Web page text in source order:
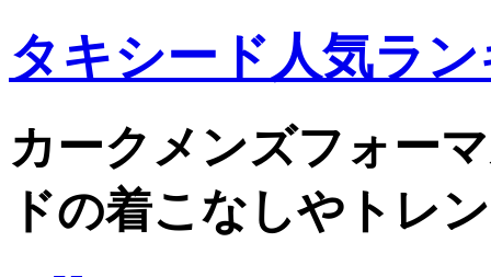
タキシード人気ラ
カークメンズフォー
ドの着こなしやトレ